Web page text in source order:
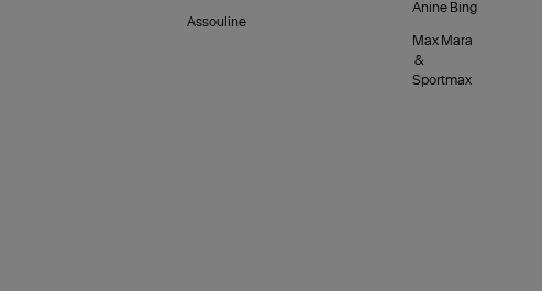
Assouline
Anine Bing
Max Mara
&
Sportmax